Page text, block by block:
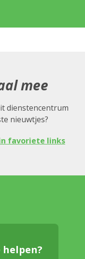
mee
dienstencentrum
nieuwtjes?
favoriete links
helpen?